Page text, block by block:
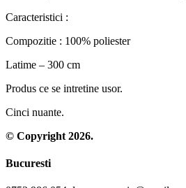
Caracteristici :
Compozitie : 100% poliester
Latime – 300 cm
Produs ce se intretine usor.
Cinci nuante.
© Copyright 2026.
Bucuresti